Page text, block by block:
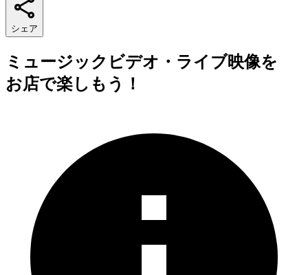
シェア
ミュージックビデオ・ライブ映像を
お店で楽しもう！